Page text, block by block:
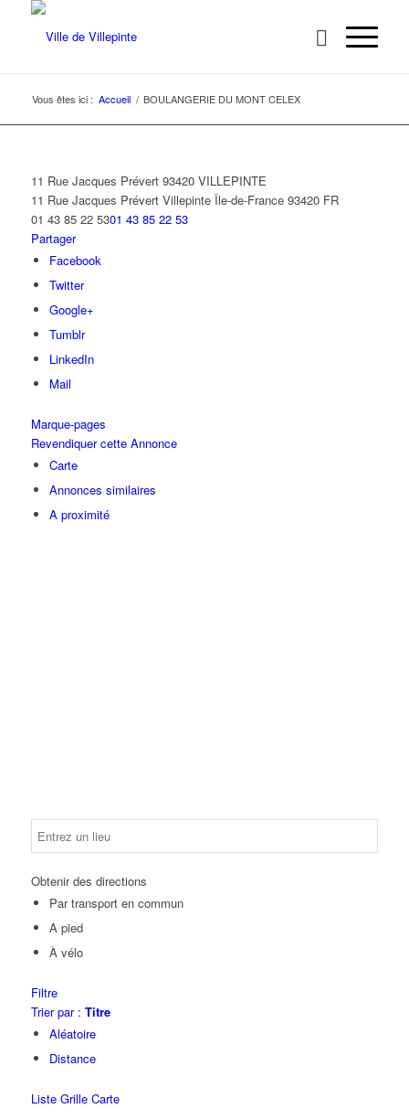
Vous êtes ici : Accueil / BOULANGERIE DU MONT CELEX
11 Rue Jacques Prévert 93420 VILLEPINTE
11 Rue Jacques Prévert Villepinte Île-de-France 93420 FR
01 43 85 22 5301 43 85 22 53
Partager
Facebook
Twitter
Google+
Tumblr
LinkedIn
Mail
Marque-pages
Revendiquer cette Annonce
Carte
Annonces similaires
A proximité
Obtenir des directions
Par transport en commun
A pied
À vélo
Filtre
Trier par : Titre
Aléatoire
Distance
Liste Grille Carte